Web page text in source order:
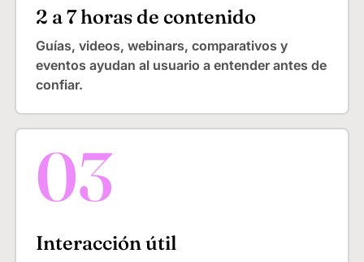
2 a 7 horas de contenido
Guías, videos, webinars, comparativos y
eventos ayudan al usuario a entender antes de
confiar.
Interacción útil